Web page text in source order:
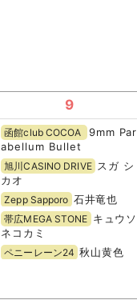
9
函館club COCOA
9mm Par
abellum Bullet
旭川CASINO DRIVE スガ シ
カオ
Zepp Sapporo 石井竜也
帯広MEGA STONE キュウソ
ネコカミ
ペニーレーン24 秋山黄色